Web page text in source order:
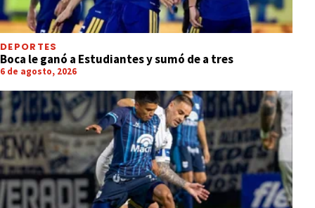
DEPORTES
Boca le ganó a Estudiantes y sumó de a tres
6 de agosto, 2026